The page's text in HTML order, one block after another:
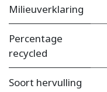
Milieuverklaring
Percentage
recycled
Soort hervulling